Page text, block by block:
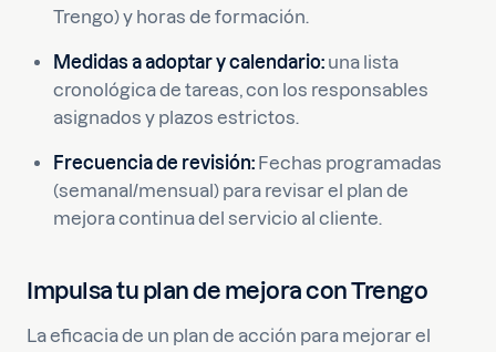
Trengo) y horas de formación.
Medidas a adoptar y calendario: una lista
cronológica de tareas, con los responsables
asignados y plazos estrictos.
Frecuencia de revisión: Fechas programadas
(semanal/mensual) para revisar el plan de
mejora continua del servicio al cliente.
Impulsa tu plan de mejora con Trengo
La eficacia de un plan de acción para mejorar el